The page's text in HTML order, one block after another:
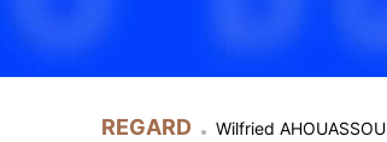
REGARD Wilfried AHOUASSOU